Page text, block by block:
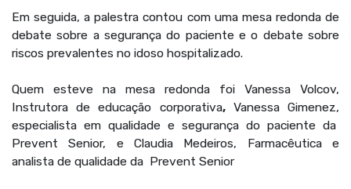
Em seguida, a palestra contou com uma mesa redonda de
debate sobre a segurança do paciente e o debate sobre
riscos prevalentes no idoso hospitalizado.
Quem esteve na mesa redonda foi Vanessa Volcov,
Instrutora de educação corporativa,Vanessa Gimenez,
especialista em qualidade e segurança do paciente da
Prevent Senior, e Claudia Medeiros, Farmacêutica e
analista de qualidade da Prevent Senior